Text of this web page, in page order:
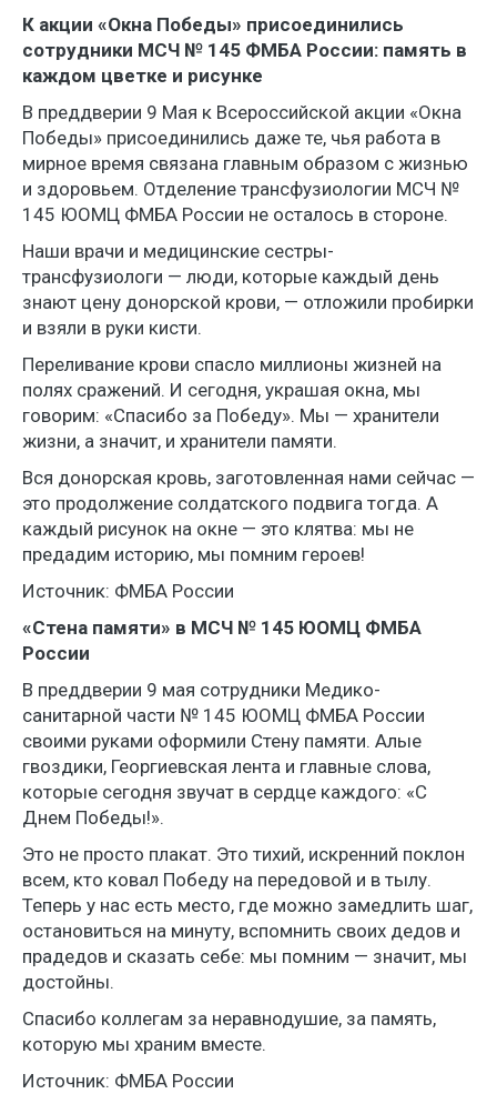
К акции «Окна Победы» присоединились
сотрудники МСЧ № 145 ФМБА России: память в
каждом цветке и рисунке
В преддверии 9 Мая к Всероссийской акции «Окна
Победы» присоединились даже те, чья работа в
мирное время связана главным образом с жизнью
и здоровьем. Отделение трансфузиологии МСЧ №
145 ЮОМЦ ФМБА России не осталось в стороне.
Наши врачи и медицинские сестры-
трансфузиологи — люди, которые каждый день
знают цену донорской крови, — отложили пробирки
и взяли в руки кисти.
Переливание крови спасло миллионы жизней на
полях сражений. И сегодня, украшая окна, мы
говорим: «Спасибо за Победу». Мы — хранители
жизни, а значит, и хранители памяти.
Вся донорская кровь, заготовленная нами сейчас —
это продолжение солдатского подвига тогда. А
каждый рисунок на окне — это клятва: мы не
предадим историю, мы помним героев!
Источник: ФМБА России
«Стена памяти» в МСЧ № 145 ЮОМЦ ФМБА
России
В преддверии 9 мая сотрудники Медико-
санитарной части № 145 ЮОМЦ ФМБА России
своими руками оформили Стену памяти. Алые
гвоздики, Георгиевская лента и главные слова,
которые сегодня звучат в сердце каждого: «С
Днем Победы!».
Это не просто плакат. Это тихий, искренний поклон
всем, кто ковал Победу на передовой и в тылу.
Теперь у нас есть место, где можно замедлить шаг,
остановиться на минуту, вспомнить своих дедов и
прадедов и сказать себе: мы помним — значит, мы
достойны.
Спасибо коллегам за неравнодушие, за память,
которую мы храним вместе.
Источник: ФМБА России